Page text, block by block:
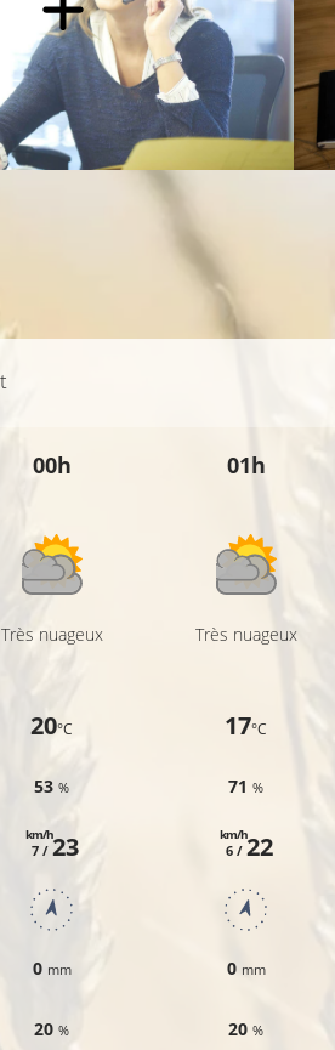
00h
Très nuageux
20°C
53%
7 /
km/h23
0 mm
20%
01h
Très nuageux
17°C
71%
6 /
km/h22
0 mm
20%